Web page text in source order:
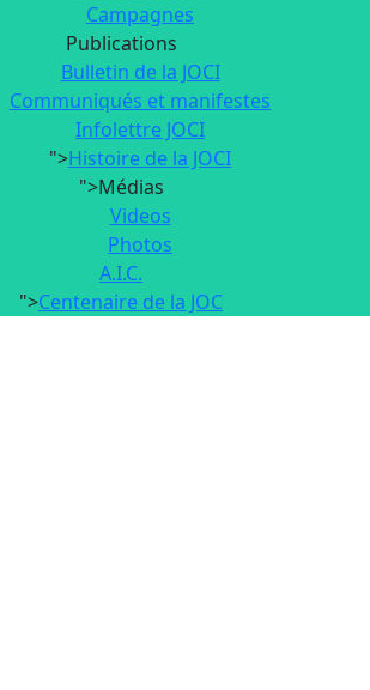
Campagnes
Publications
Bulletin de la JOCI
Communiqués et manifestes
Infolettre JOCI
">Histoire de la JOCI
">Médias
Videos
Photos
A.I.C.
">Centenaire de la JOC